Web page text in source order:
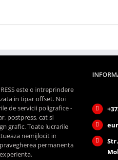
este o intreprindere
in tipar offset. Noi
de servicii poligrafice -
postpress, cat si
grafic. Toate lucrarile
nemijlocit in
permanenta